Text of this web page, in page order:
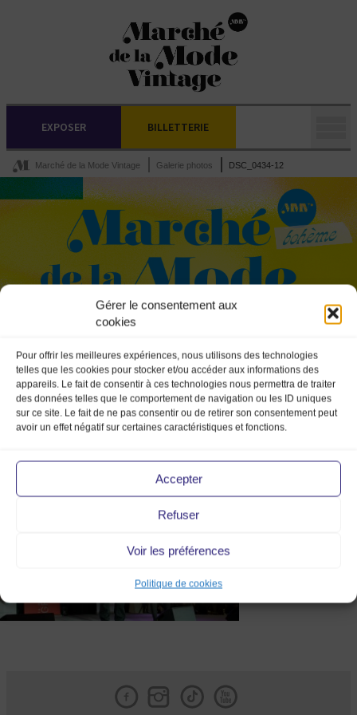
Gérer le consentement aux
cookies
Pour offrir les meilleures expériences, nous utilisons des technologies
telles que les cookies pour stocker et/ou accéder aux informations des
appareils. Le fait de consentir à ces technologies nous permettra de traiter
des données telles que le comportement de navigation ou les ID uniques
sur ce site. Le fait de ne pas consentir ou de retirer son consentement peut
avoir un effet négatif sur certaines caractéristiques et fonctions.
Accepter
Refuser
Voir les préférences
Politique de cookies
EXPOSER BILLETTERIE
Marché de la Mode Vintage Galerie photos DSC_0434-12
DSC_0434-12